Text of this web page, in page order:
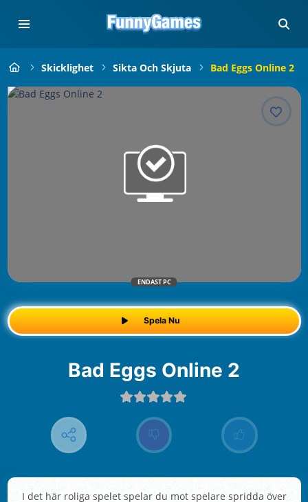
Skicklighet Sikta Och Skjuta Bad Eggs Online 2
ENDAST PC
Spela Nu
Bad Eggs Online 2
I det här roliga spelet spelar du mot spelare spridda över